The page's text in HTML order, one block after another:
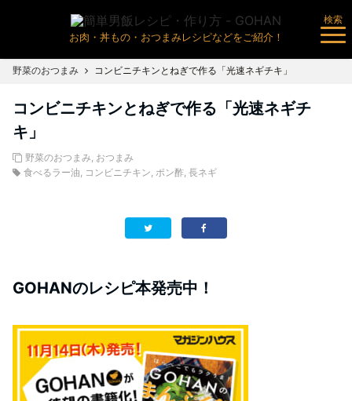
お肉・丼もの・おつまみレシピなどをご紹介！
検索
野菜のおつまみ コンビニチキンとねぎで作る「光速ネギチキ」
コンビニチキンとねぎで作る「光速ネギチ
キ」
野菜のおつまみ, おつまみ
食べるラー油, コンビニチキン, ポン酢, 長ネギ
GOHANのレシピ本発売中！